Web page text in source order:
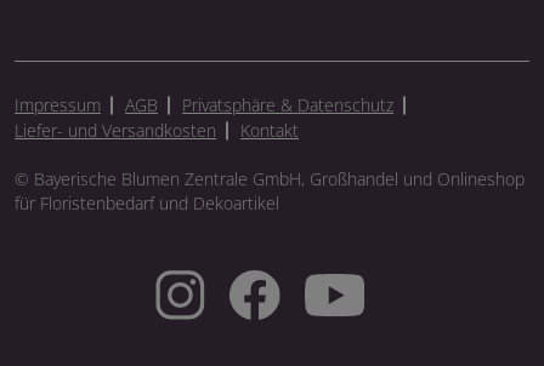
Impressum AGB
Privatsphäre & Datenschutz
Liefer- und Versandkosten
Kontakt
© Bayerische Blumen Zentrale GmbH, Großhandel und Onlineshop
für Floristenbedarf und Dekoartikel